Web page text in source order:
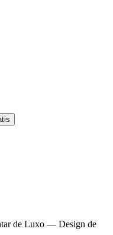
de Luxo — Design de